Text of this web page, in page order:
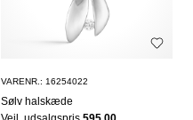
VARENR.: 16254022
Sølv halskæde